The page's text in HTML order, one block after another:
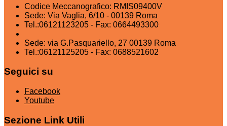
Codice Meccanografico: RMIS09400V
Sede: Via Vaglia, 6/10 - 00139 Roma
Tel.:06121123205 - Fax: 0664493300
Sede: via G.Pasquariello, 27 00139 Roma
Tel.:06121125205 - Fax: 0688521602
Seguici su
Facebook
Youtube
Sezione Link Utili